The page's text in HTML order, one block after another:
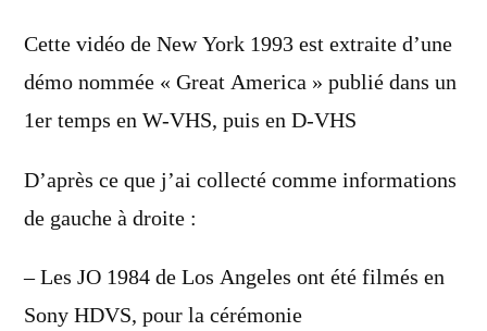
Cette vidéo de New York 1993 est extraite d’une
démo nommée « Great America » publié dans un
1er temps en W-VHS, puis en D-VHS
D’après ce que j’ai collecté comme informations
de gauche à droite :
– Les JO 1984 de Los Angeles ont été filmés en
Sony HDVS, pour la cérémonie